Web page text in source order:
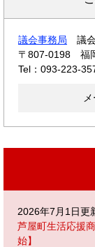
議会事務局
議
〒807-0198
福
Tel：093-223-
2026年7月1日更
芦屋町生活応援
始】